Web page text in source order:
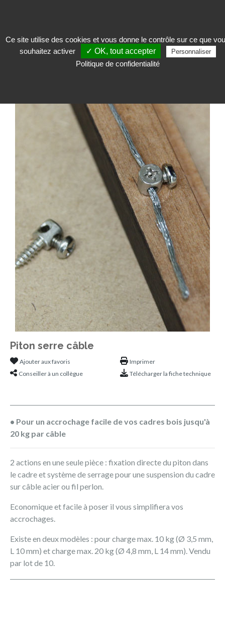
Exposer>Accrochage des œuvres, cadres et passe-partout >Attaches pour
Piton serre câble
Piton serre câble
Ajouter aux favoris
Conseiller à un collègue
Imprimer
Télécharger la fiche technique
• Pour un accrochage facile de vos cadres bois jusqu'à
20 kg par câble
2 actions en une seule pièce : fixation directe du piton dans
le cadre et système de serrage pour une suspension du cadre
sur câble acier ou fil perlon.
Economique et facile à poser il vous simplifiera vos
accrochages.
Existe en deux modèles : pour charge max. 10 kg (Ø 3,5 mm,
L 10 mm) et charge max. 20 kg (Ø 4,8 mm, L 14 mm). Vendu
par lot de 10.
Ce site utilise des cookies et vous donne le contrôle sur ce que
souhaitez activer
✓ OK, tout accepter Personnaliser
Politique de confidentialité